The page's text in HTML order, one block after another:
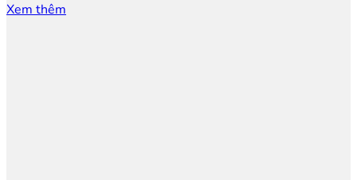
Xem thêm